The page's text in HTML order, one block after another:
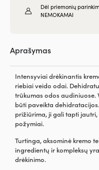
Dėl priemonių
NEMOKAMAI
Aprašymas
Intensyviai drėkinantis
riebiai veido odai.
trūkumas odos audiniuose.
būti paveikta
prižiūrima, ji gali tapti
požymiai.
Turtinga, aksominė kremo
ingredientų ir kompleksų
drėkinimo.